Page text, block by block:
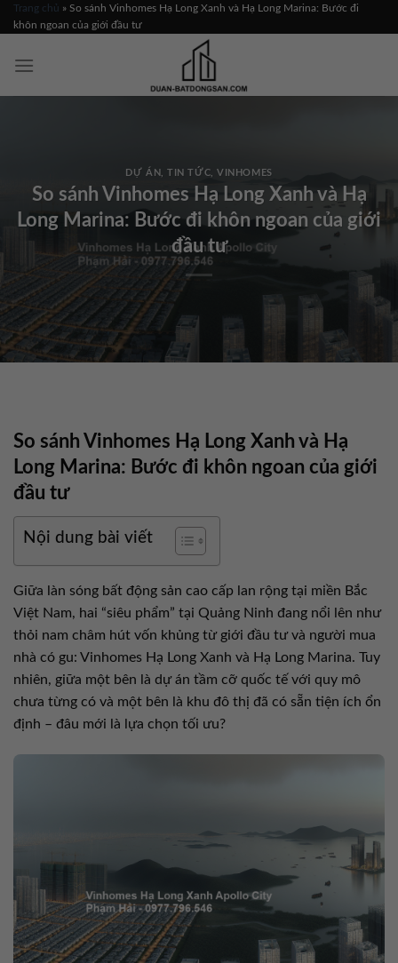
Skip
to
Trang chủ » So sánh Vinhomes Hạ Long Xanh và Hạ Long Marina: Bước đi
khôn ngoan của giới đầu tư
DỰ ÁN ,TIN TỨC ,VINHOMES
So sánh Vinhomes Hạ Long Xanh và Hạ
Long Marina: Bước đi khôn ngoan của giới
đầu tư
So sánh Vinhomes Hạ Long Xanh và Hạ
Long Marina: Bước đi khôn ngoan của giới
đầu tư
Nội dung bài viết
Giữa làn sóng bất động sản cao cấp lan rộng tại miền Bắc
Việt Nam, hai “siêu phẩm” tại Quảng Ninh đang nổi lên như
thỏi nam châm hút vốn khủng từ giới đầu tư và người mua
nhà có gu: Vinhomes Hạ Long Xanh và Hạ Long Marina. Tuy
nhiên, giữa một bên là dự án tầm cỡ quốc tế với quy mô
chưa từng có và một bên là khu đô thị đã có sẵn tiện ích ổn
định – đâu mới là lựa chọn tối ưu?